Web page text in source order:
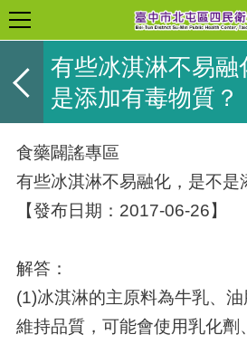
有些冰淇淋不易融
是添加有毒物質？
食藥闢謠專區
有些冰淇淋不易融化，是不是
【發布日期：2017-06-26】
解答：
(1)冰淇淋的主原料為牛乳、
維持品質，可能會使用乳化劑